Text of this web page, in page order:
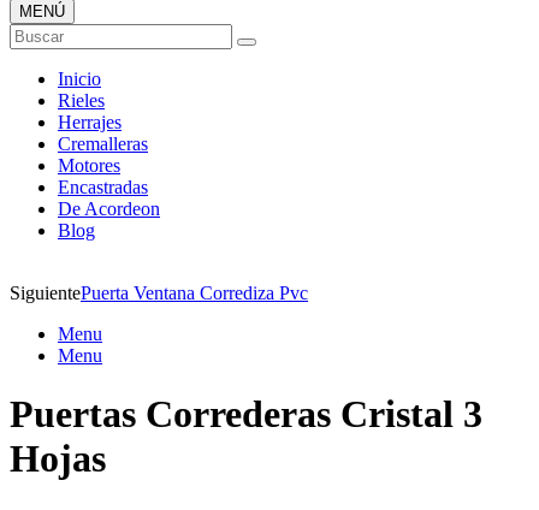
MENÚ
Buscar
Inicio
Rieles
Herrajes
Cremalleras
Motores
Encastradas
De Acordeon
Blog
SiguientePuerta Ventana Corrediza Pvc
Menu
Menu
Puertas Correderas Cristal 3
Hojas